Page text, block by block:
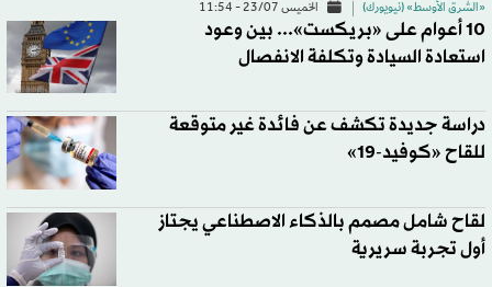
«الشرق الأوسط» (نيويورك) الخميس 23/07 - 11:54
10 أعوام على «بريكست»... بين وعود
استعادة السيادة وتكلفة الانفصال
دراسة جديدة تكشف عن فائدة غير متوقعة
للقاح «كوفيد-19»
لقاح شامل مصمم بالذكاء الاصطناعي يجتاز
أول تجربة سريرية